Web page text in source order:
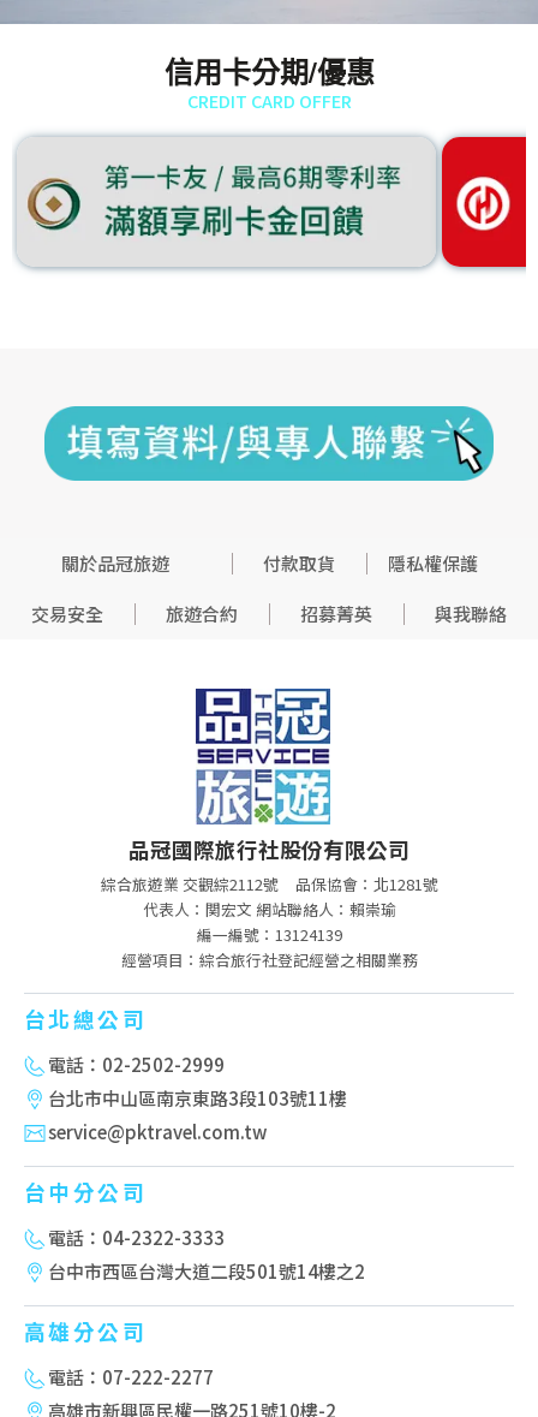
信用卡分期/優惠
CREDIT CARD OFFER
關於品冠旅遊 付款取貨
隱私權保護
交易安全
旅遊合約 招募菁英 與我聯絡
品冠國際旅行社股份有限公司
綜合旅遊業 交觀綜2112號
品保協會：北1281號
代表人：関宏文 網站聯絡人：賴崇瑜
編一編號：13124139
經營項目：綜合旅行社登記經營之相關業務
台北總公司
電話：02-2502-2999
台北市中山區南京東路3段103號11樓
service@pktravel.com.tw
台中分公司
電話：04-2322-3333
台中市西區台灣大道二段501號14樓之2
高雄分公司
電話：07-222-2277
高雄市新興區民權一路251號10樓-2